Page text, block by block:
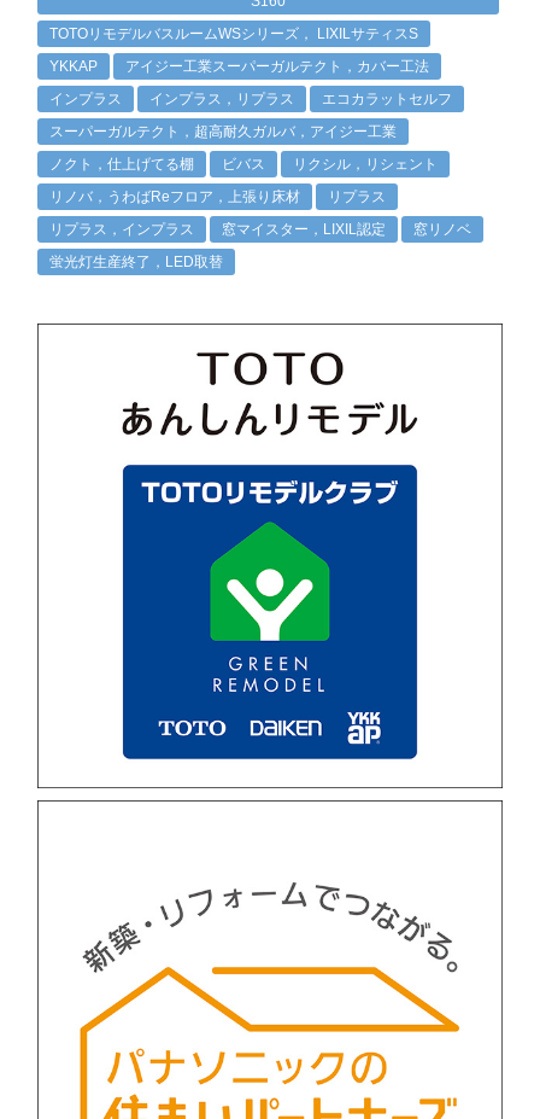
TOTOリモデルバスルームWSシリーズ， LIXILサティスS
YKKAP
アイジー工業スーパーガルテクト，カバー工法
インプラス
インプラス，リプラス
エコカラットセルフ
スーパーガルテクト，超高耐久ガルバ，アイジー工業
ノクト，仕上げてる棚
ビバス
リクシル，リシェント
リノバ，うわばReフロア，上張り床材
リプラス
リプラス，インプラス
窓マイスター，LIXIL認定
窓リノベ
蛍光灯生産終了，LED取替